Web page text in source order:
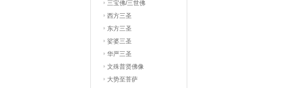
三宝佛/三世佛
西方三圣
东方三圣
娑婆三圣
华严三圣
文殊普贤佛像
大势至菩萨